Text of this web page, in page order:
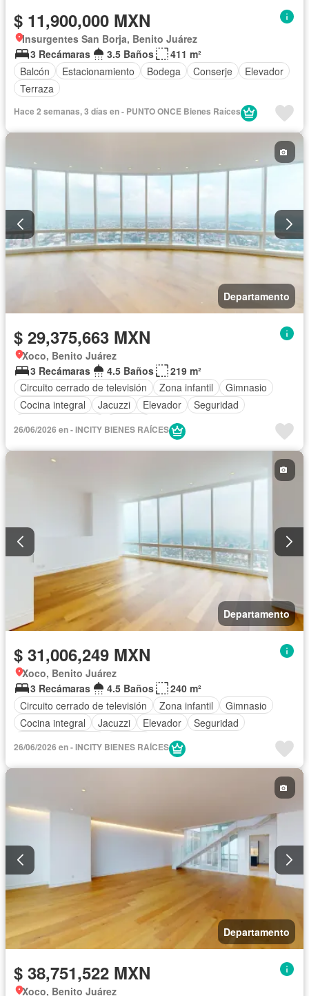
$ 11,900,000 MXN
Insurgentes San Borja, Benito Juárez
3 Recámaras
3.5 Baños
411 m²
Balcón
Estacionamiento Bodega Conserje
Elevador
Terraza
Hace 2 semanas, 3 días en - PUNTO ONCE Bienes Raíces
Departamento
$ 29,375,663 MXN
Xoco, Benito Juárez
3 Recámaras
4.5 Baños
219 m²
Circuito cerrado de televisión
Zona infantil
Gimnasio
Cocina integral
Jacuzzi Elevador
Seguridad
26/06/2026 en - INCITY BIENES RAÍCES
Departamento
$ 31,006,249 MXN
Xoco, Benito Juárez
3 Recámaras
4.5 Baños
240 m²
Circuito cerrado de televisión
Zona infantil
Gimnasio
Cocina integral
Jacuzzi Elevador
Seguridad
26/06/2026 en - INCITY BIENES RAÍCES
Departamento
$ 38,751,522 MXN
Xoco, Benito Juárez